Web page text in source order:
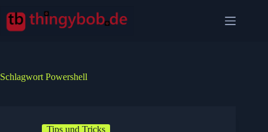
Inhalt
springen
Schlagwort Powershell
Tips und Tricks